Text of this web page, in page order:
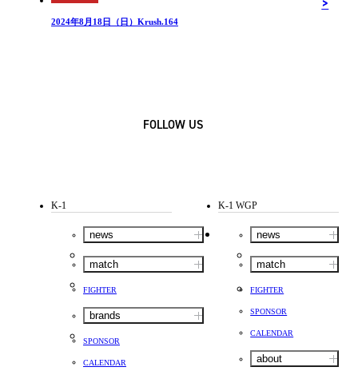
2024年8月18日（日）Krush.164
FOLLOW US
K-1
news
match
FIGHTER
brands
SPONSOR
CALENDAR
K-1 WGP
news
match
FIGHTER
SPONSOR
CALENDAR
about